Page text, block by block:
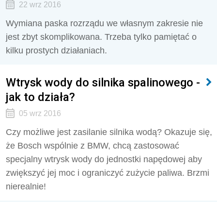
22 wrz 2016
Wymiana paska rozrządu we własnym zakresie nie
jest zbyt skomplikowana. Trzeba tylko pamiętać o
kilku prostych działaniach.
Wtrysk wody do silnika spalinowego -
jak to działa?
05 wrz 2016
Czy możliwe jest zasilanie silnika wodą? Okazuje się,
że Bosch wspólnie z BMW, chcą zastosować
specjalny wtrysk wody do jednostki napędowej aby
zwiększyć jej moc i ograniczyć zużycie paliwa. Brzmi
nierealnie!